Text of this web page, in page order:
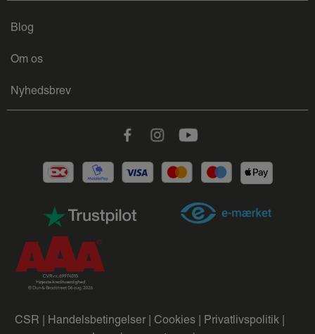
Blog
Om os
Nyhedsbrev
FacebookInstagramYoutube
CSR | Handelsbetingelser | Cookies | Privatlivspolitik |